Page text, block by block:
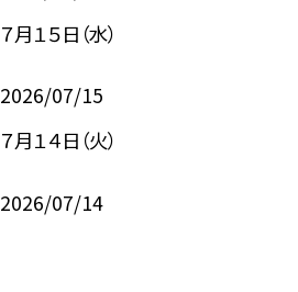
７月１５日（水）
2026/07/15
７月１４日（火）
2026/07/14